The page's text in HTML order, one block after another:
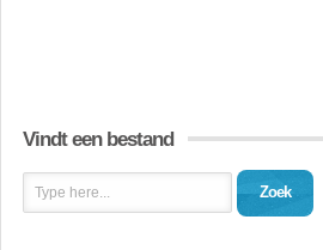
Vindt een bestand
Zoek